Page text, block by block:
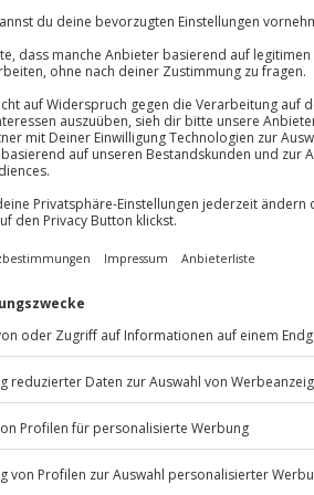
Unsere Geschenkboxen
DEAL
Happy Birthday
1-2 Personen
Erlebnis-Auswahl an
1.700 Orten
-15%
Nächte